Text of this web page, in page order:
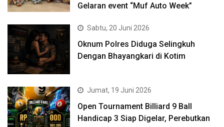
Gelaran event “Muf Auto Week”
Sabtu, 20 Juni 2026
Oknum Polres Diduga Selingkuh
Dengan Bhayangkari di Kotim
Jumat, 19 Juni 2026
Open Tournament Billiard 9 Ball
Handicap 3 Siap Digelar, Perebutkan